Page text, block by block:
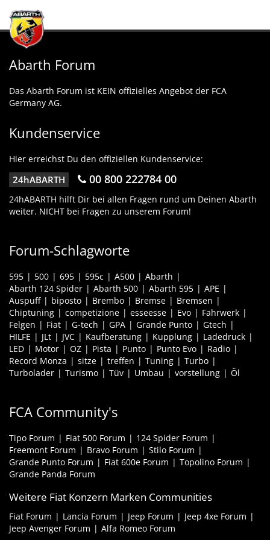
Abarth Forum
Das Abarth Forum ist KEIN offizielles Angebot der FCA
Germany AG.
Kundenservice
Hier erreichst Du den offiziellen Kundenservice:
24hABARTH 00 800 222784 00
24hABARTH hilft Dir bei allen Fragen rund um Deinen Abarth
weiter. NICHT bei Fragen zu unserem Forum!
Forum-Schlagworte
595 500 695 595c A500
Abarth
Abarth 124 Spider
Abarth 500 Abarth 595
APE
Auspuff
biposto Brembo Bremse
Bremsen
Chiptuning
competizione esseesse Evo
Fahrwerk
Felgen
Fiat G-tech GPA Grande Punto
Gtech
HILFE
JLt JVC Kaufberatung Kupplung
Ladedruck
LED
Motor OZ Pista Punto Punto Evo
Radio
Record Monza
sitze treffen Tuning
Turbo
Turbolader
Turismo Tüv Umbau vorstellung Öl
FCA Community's
Tipo Forum Fiat 500 Forum
124 Spider Forum
Freemont Forum
Bravo Forum
Stilo Forum
Grande Punto Forum
Fiat 600e Forum
Topolino Forum
Grande Panda Forum
Weitere Fiat Konzern Marken Communities
Fiat Forum Lancia Forum Jeep Forum
Jeep 4xe Forum
Jeep Avenger Forum
Alfa Romeo Forum